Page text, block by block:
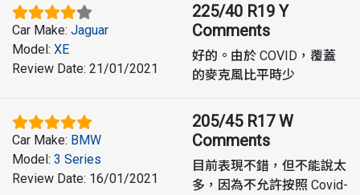
Car Make: Jaguar
Model: XE
Review Date: 21/01/2021
225/40 R19 Y
Comments
好的。由於 COVID，覆蓋
的麥克風比平時少
Car Make: BMW
Model: 3 Series
Review Date: 16/01/2021
205/45 R17 W
Comments
目前表現不錯，但不能說太
多，因為不允許按照 Covid-